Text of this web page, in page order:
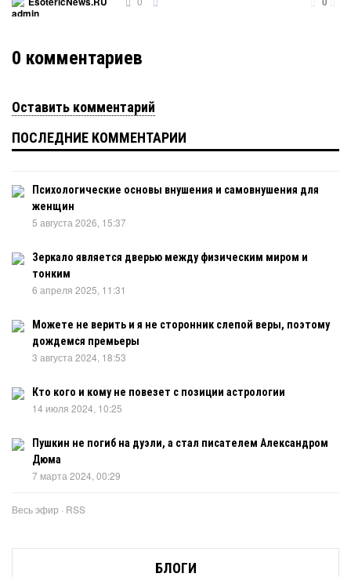
0 комментариев
Оставить комментарий
ПОСЛЕДНИЕ КОММЕНТАРИИ
Психологические основы внушения и самовнушения для
женщин
5 августа 2026, 15:37
Зеркало является дверью между физическим миром и
тонким
6 апреля 2025, 11:31
Можете не верить и я не сторонник слепой веры, поэтому
дождемся премьеры
3 августа 2024, 18:53
Кто кого и кому не повезет с позиции астрологии
14 июля 2024, 10:25
Пушкин не погиб на дуэли, а стал писателем Александром
Дюма
7 марта 2024, 00:29
Весь эфир · RSS
БЛОГИ